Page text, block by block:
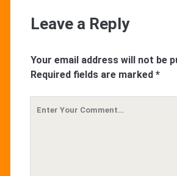
Leave a Reply
Your email address will not be
Required fields are marked *